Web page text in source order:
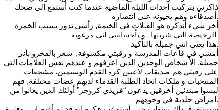
ذاكرتي بتركيب أحداث الليلة الماضية عندما كنت أستمع الى ضحك
أصدقاءه وهم يحيونه على انتصاره.
أخر شيء أتذكره هو القبلات في الخيمة, رأسي تدور بسبب الخمرة
الرخيصة التي شربتها , و بأحساسي اني مرغوبة.
هذا يعني انني جميلة بالتأكيد.
أمشي في قاعات المدرسة و رقبتي مكشوفة, اشعر بالفخرو بأني
جميلة. الأ شخاص الوحدين الذين اعرفهم و عندهم نفس العلامات التي
على رقبتي هم صديقات لاعبين كرة القدم الوسيمين. مشجعات
المنتخبات و ملكات اتحاد الطلبة القدماء لديهم عضات مختلفة, فهم
ليسوا مبتدئين أخرقين يدعون “فريدي كروجر” أولئك الذين يعانوا من
امراض جلدية في وجوههم.